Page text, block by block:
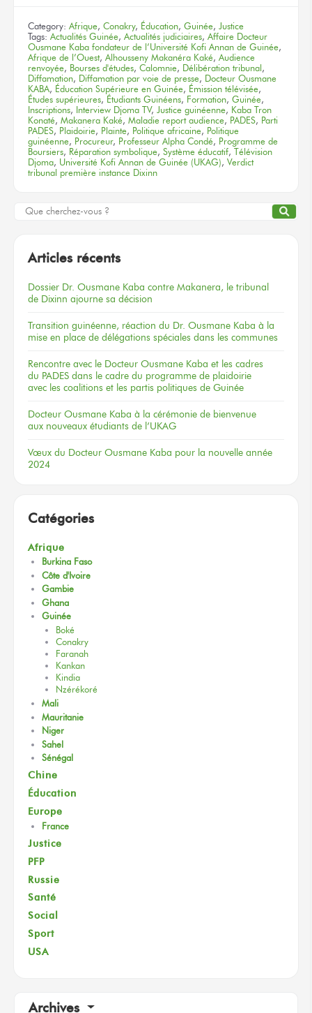
Category: Afrique, Conakry, Éducation, Guinée, Justice
Tags: Actualités Guinée, Actualités judiciaires, Affaire Docteur
Ousmane Kaba fondateur de l’Université Kofi Annan de Guinée,
Afrique de l’Ouest, Alhousseny Makanéra Kaké, Audience
renvoyée, Bourses d'études, Calomnie, Délibération tribunal ,
Diffamation, Diffamation par voie de presse, Docteur Ousmane
KABA, Éducation Supérieure en Guinée, Émission télévisée,
Études supérieures, Étudiants Guinéens, Formation, Guinée,
Inscriptions, Interview Djoma TV, Justice guinéenne, Kaba Tron
Konaté, Makanera Kaké, Maladie report audience, PADES, Parti
PADES, Plaidoirie, Plainte, Politique africaine, Politique
guinéenne, Procureur, Professeur Alpha Condé, Programme de
Boursiers, Réparation symbolique, Système éducatif, Télévision
Djoma, Université Kofi Annan de Guinée (UKAG), Verdict
tribunal première instance Dixinn
Articles récents
Dossier Dr. Ousmane Kaba contre Makanera, le tribunal
de Dixinn ajourne sa décision
Transition guinéenne, réaction du Dr. Ousmane Kaba à la
mise en place de délégations spéciales dans les communes
Rencontre avec le Docteur Ousmane Kaba et les cadres
du PADES dans le cadre du programme de plaidoirie
avec les coalitions et les partis politiques de Guinée
Docteur Ousmane Kaba à la cérémonie de bienvenue
aux nouveaux étudiants de l’UKAG
Vœux du Docteur Ousmane Kaba pour la nouvelle année
2024
Catégories
Afrique
Burkina Faso
Côte d'Ivoire
Gambie
Ghana
Guinée
Boké
Conakry
Faranah
Kankan
Kindia
Nzérékoré
Mali
Mauritanie
Niger
Sahel
Sénégal
Chine
Éducation
Europe
France
Justice
PFP
Russie
Santé
Social
Sport
USA
Archives